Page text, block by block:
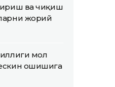
ва чиқиш
жорий
мол
ошишига